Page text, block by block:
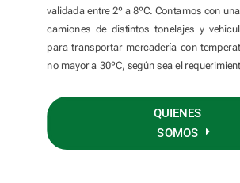
validada entre 2º a 8ºC. Contamos con
camiones de distintos tonelajes y
para transportar mercadería con
no mayor a 30ºC, según sea el
QUIENES
SOMOS